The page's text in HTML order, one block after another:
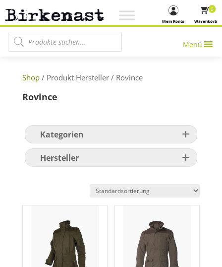
Warenkorb
0
Mein Konto
Products search
Menü
Shop/ Produkt Hersteller / Rovince
Rovince
Kategorien
Hersteller